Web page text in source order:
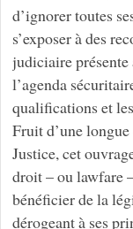
d’ignorer toutes
s’exposer à des
judiciaire
l’agenda
qualiﬁcations et
Fruit d’une
Justice, cet
droit – ou lawfare
bénéﬁcier de la
dérogeant à ses